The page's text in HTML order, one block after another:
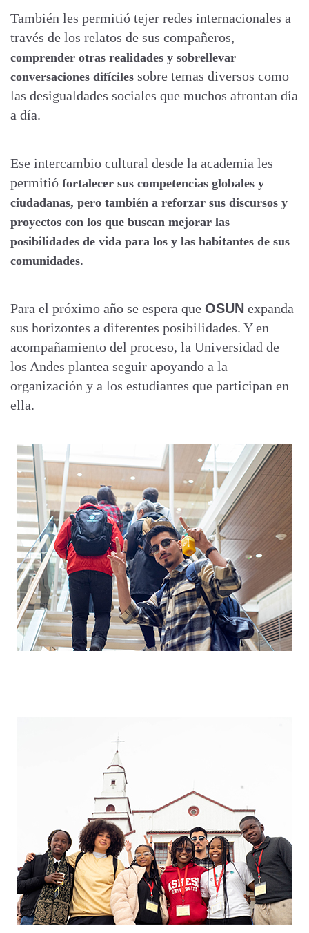
También les permitió tejer redes internacionales a
través de los relatos de sus compañeros,
comprender otras realidades y sobrellevar
conversaciones difíciles sobre temas diversos como
las desigualdades sociales que muchos afrontan día
a día.
Ese intercambio cultural desde la academia les
permitió fortalecer sus competencias globales y
ciudadanas, pero también a reforzar sus discursos y
proyectos con los que buscan mejorar las
posibilidades de vida para los y las habitantes de sus
comunidades.
Para el próximo año se espera que OSUN expanda
sus horizontes a diferentes posibilidades. Y en
acompañamiento del proceso, la Universidad de
los Andes plantea seguir apoyando a la
organización y a los estudiantes que participan en
ella.